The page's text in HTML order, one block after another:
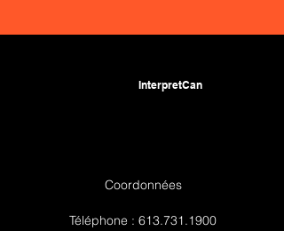
InterpretCan
Coordonnées
Téléphone : 613.731.1900